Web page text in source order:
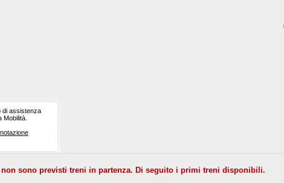
di assistenza
Mobilità.
non sono previsti treni in partenza. Di seguito i primi treni disponibili.